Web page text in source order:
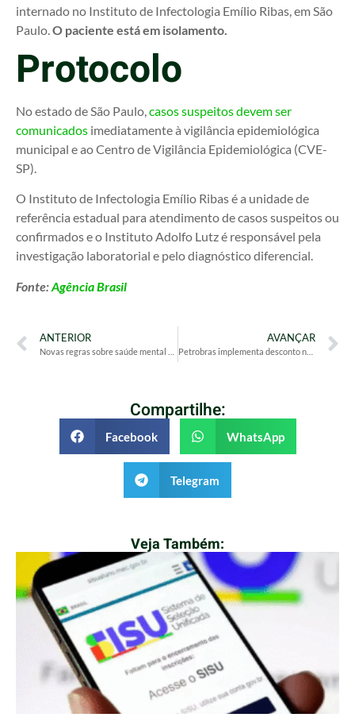
internado no Instituto de Infectologia Emílio Ribas, em São
Paulo. O paciente está em isolamento.
Protocolo
No estado de São Paulo,casos suspeitos devem ser
comunicados imediatamente à vigilância epidemiológica
municipal e ao Centro de Vigilância Epidemiológica (CVE-
SP).
O Instituto de Infectologia Emílio Ribas é a unidade de
referência estadual para atendimento de casos suspeitos ou
confirmados e o Instituto Adolfo Lutz é responsável pela
investigação laboratorial e pelo diagnóstico diferencial.
Fonte:Agência Brasil
ANTERIOR AVANÇAR
Petrobras implementa desconto no diesel a partir desta segunda-feira
Compartilhe:
Facebook WhatsApp
Telegram
Veja Também: